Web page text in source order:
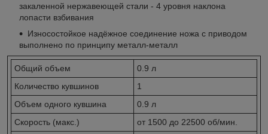
закаленной нержавеющей стали - 4 уровня наклона
лопасти взбивания
Износостойкое надёжное соединение ножа с приводом
выполнено по принципу металл-металл
Общий объем
0.9 л
Количество кувшинов
1
Объем одного кувшина
0.9 л
Скорость (макс.)
от 1500 до 22500 об/мин.